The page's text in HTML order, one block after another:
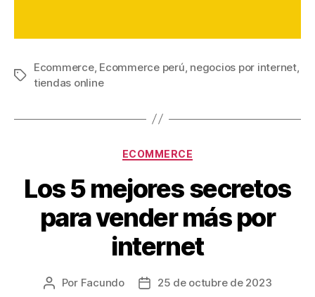
Ecommerce, Ecommerce perú, negocios por internet,
tiendas online
ECOMMERCE
Los 5 mejores secretos
para vender más por
internet
Por Facundo 25 de octubre de 2023